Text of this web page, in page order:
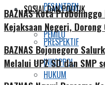
PESANTREN
PEMILU
INKOPPOL
SOSIAL DAN POLITIK
PRESPEKTIF
HUKUM
BAZNAS Kota
Kejaksaan Negeri,
BAZNAS Bojonegoro
Melalui UPZ SD dan SMP